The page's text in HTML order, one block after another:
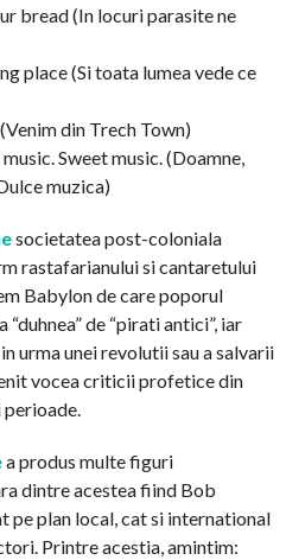
bread (In locuri parasite ne
place (Si toata lumea vede ce
din Trech Town)
Sweet music. (Doamne,
muzica)
societatea post-coloniala
rastafarianului si cantaretului
Babylon de care poporul
de “pirati antici”, iar
urma unei revolutii sau a salvarii
vocea criticii profetice din
perioade.
a produs multe figuri
dintre acestea fiind Bob
pe plan local, cat si international
Printre acestia, amintim: